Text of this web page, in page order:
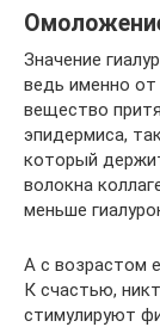
Значение
ведь именно от
вещество
эпидермиса,
который
волокна
меньше
А с возрастом
К счастью,
стимулируют